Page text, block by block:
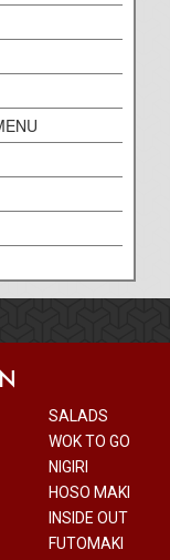
SALADS
WOK TO GO
NIGIRI
HOSO MAKI
INSIDE OUT
FUTOMAKI